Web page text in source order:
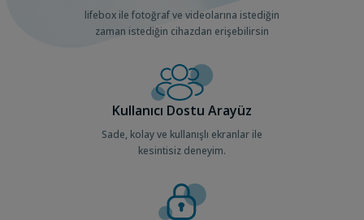
lifebox ile fotoğraf ve videolarına istediğin
zaman istediğin cihazdan erişebilirsin
Kullanıcı Dostu Arayüz
Sade, kolay ve kullanışlı ekranlar ile
kesintisiz deneyim.